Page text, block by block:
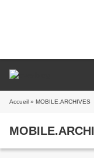
Accueil » MOBILE.ARCHIVES